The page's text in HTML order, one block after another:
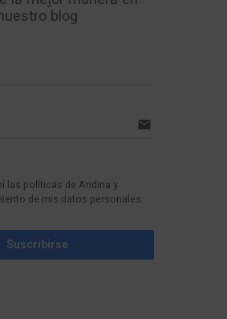
blog
email
las políticas de Andina y
de mis datos personales.
Suscribirse